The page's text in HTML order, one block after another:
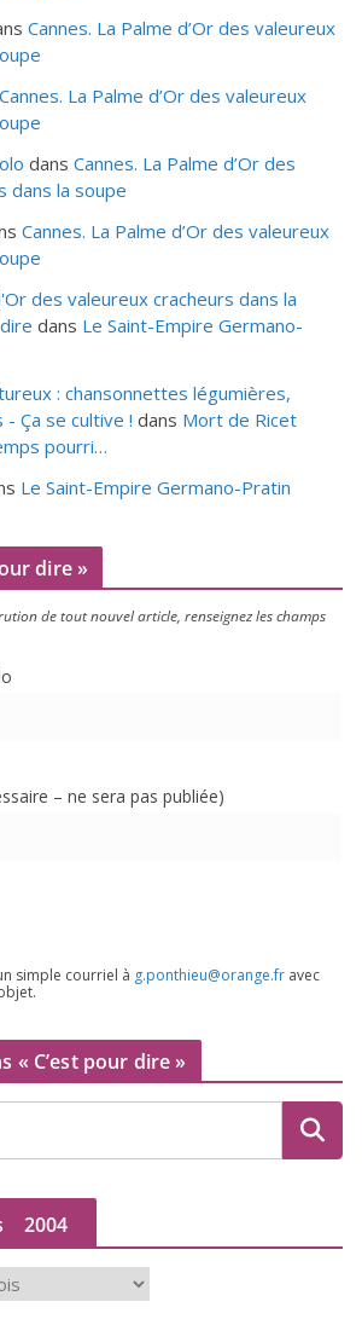
Cannes. La Palme d’Or des valeureux
Cannes. La Palme d’Or des valeureux
dans Cannes. La Palme d’Or des
dans la soupe
Cannes. La Palme d’Or des valeureux
des valeureux cracheurs dans la
dans Le Saint-Empire Germano-
: chansonnettes légumières,
Ça se cultive ! dans Mort de Ricet
pourri…
Le Saint-Empire Germano-Pratin
dire »
de tout nou­vel article, ren­sei­gnez les champs
– ne sera pas publiée)
simple cour­riel à g.​ponthieu@​orange.​fr avec
« C’est pour dire »
2004